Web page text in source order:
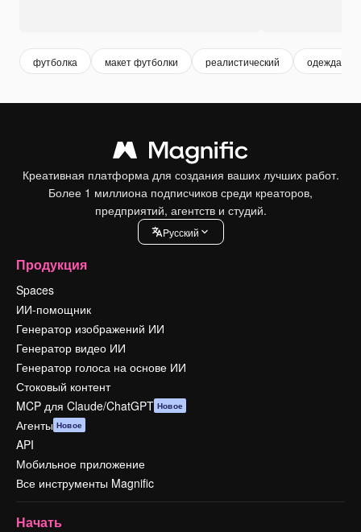
футболка макет футболки реалистический одежда
Креативная платформа для создания ваших лучших работ.
Более 1 миллиона подписчиков среди креаторов,
предприятий, агентств и студий.
Pусский
Продукция
Spaces
ИИ-помощник
Генератор изображений ИИ
Генератор видео ИИ
Генератор голоса на основе ИИ
Стоковый контент
MCP для Claude/ChatGPT Новое
Агенты Новое
API
Мобильное приложение
Все инструменты Magnific
Начать